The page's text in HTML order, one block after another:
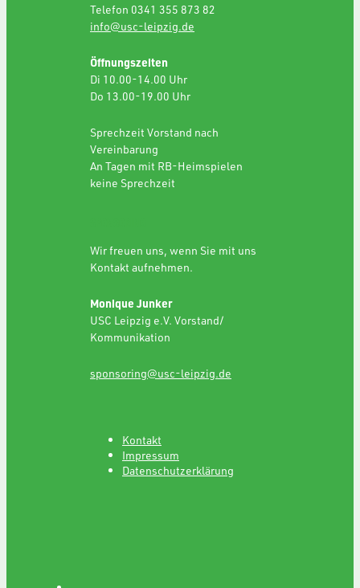
Telefon 0341 355 873 82
info@usc-leipzig.de
Öffnungszeiten
Di 10.00-14.00 Uhr
Do 13.00-19.00 Uhr
Sprechzeit Vorstand nach
Vereinbarung
An Tagen mit RB-Heimspielen
keine Sprechzeit
Wir freuen uns, wenn Sie mit uns
Kontakt aufnehmen.
Monique Junker
USC Leipzig e.V. Vorstand/
Kommunikation
sponsoring@usc-leipzig.de
Kontakt
Impressum
Datenschutzerklärung